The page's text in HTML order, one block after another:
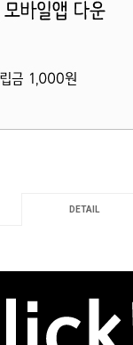
DETAIL